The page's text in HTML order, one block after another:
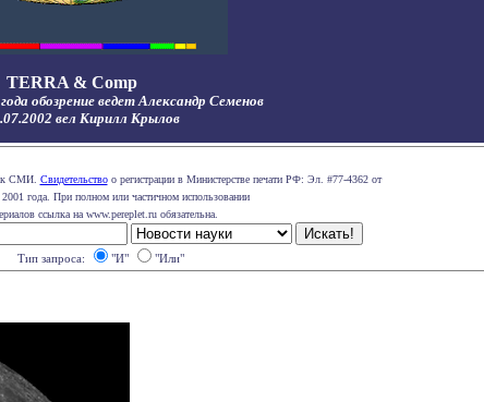
TERRA & Comp
обозрение ведет Александр Семенов
вел Кирилл Крылов
СМИ. Свидетельствоо регистрации в Министерстве печати РФ: Эл. #77-4362 от
года. При полном или частичном использовании
ссылка на www.pereplet.ru обязательна.
Тип запроса: "И" "Или"